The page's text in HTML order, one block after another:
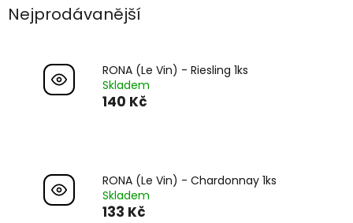
Nejprodávanější
RONA (Le Vin) - Riesling 1ks
Skladem
140 Kč
RONA (Le Vin) - Chardonnay 1ks
Skladem
133 Kč